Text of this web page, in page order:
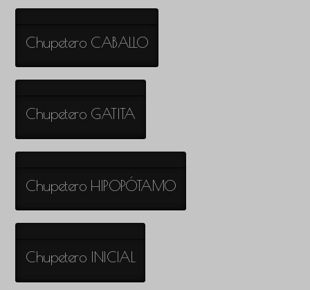
Chupetero CABALLO
Chupetero GATITA
Chupetero HIPOPÓTAMO
Chupetero INICIAL